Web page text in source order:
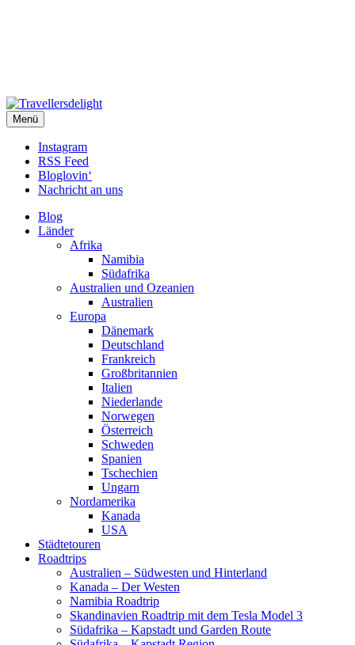
Travellersdelight
TRAVEL – LIVESTYLE – PHOTOGRAPHY
Menü
Instagram
RSS Feed
Bloglovin‘
Nachricht an uns
Blog
Länder
Afrika
Namibia
Südafrika
Australien und Ozeanien
Australien
Europa
Dänemark
Deutschland
Frankreich
Großbritannien
Italien
Niederlande
Norwegen
Österreich
Schweden
Spanien
Tschechien
Ungarn
Nordamerika
Kanada
USA
Städtetouren
Roadtrips
Australien – Südwesten und Hinterland
Kanada – Der Westen
Namibia Roadtrip
Skandinavien Roadtrip mit dem Tesla Model 3
Südafrika – Kapstadt und Garden Route